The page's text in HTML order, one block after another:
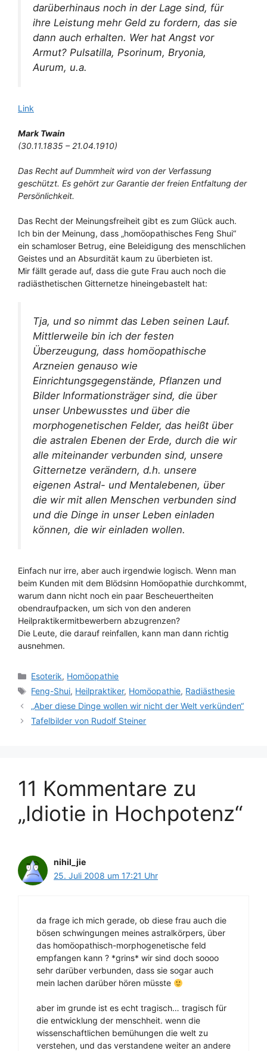
darüberhinaus noch in der Lage sind, für
ihre Leistung mehr Geld zu fordern, das sie
dann auch erhalten. Wer hat Angst vor
Armut? Pulsatilla, Psorinum, Bryonia,
Aurum, u.a.
Link
Mark Twain
(30.11.1835 – 21.04.1910)
Das Recht auf Dummheit wird von der Verfassung
geschützt. Es gehört zur Garantie der freien Entfaltung der
Persönlichkeit.
Das Recht der Meinungsfreiheit gibt es zum Glück auch.
Ich bin der Meinung, dass „homöopathisches Feng Shui“
ein schamloser Betrug, eine Beleidigung des menschlichen
Geistes und an Absurdität kaum zu überbieten ist.
Mir fällt gerade auf, dass die gute Frau auch noch die
radiästhetischen Gitternetze hineingebastelt hat:
Tja, und so nimmt das Leben seinen Lauf.
Mittlerweile bin ich der festen
Überzeugung, dass homöopathische
Arzneien genauso wie
Einrichtungsgegenstände, Pflanzen und
Bilder Informationsträger sind, die über
unser Unbewusstes und über die
morphogenetischen Felder, das heißt über
die astralen Ebenen der Erde, durch die wir
alle miteinander verbunden sind, unsere
Gitternetze verändern, d.h. unsere
eigenen Astral- und Mentalebenen, über
die wir mit allen Menschen verbunden sind
und die Dinge in unser Leben einladen
können, die wir einladen wollen.
Einfach nur irre, aber auch irgendwie logisch. Wenn man
beim Kunden mit dem Blödsinn Homöopathie durchkommt,
warum dann nicht noch ein paar Bescheuertheiten
obendraufpacken, um sich von den anderen
Heilpraktikermitbewerbern abzugrenzen?
Die Leute, die darauf reinfallen, kann man dann richtig
ausnehmen.
Kategorien
Esoterik, Homöopathie
Schlagwörter
Feng-Shui, Heilpraktiker, Homöopathie, Radiästhesie
„Aber diese Dinge wollen wir nicht der Welt verkünden“
Tafelbilder von Rudolf Steiner
11 Kommentare zu
„Idiotie in Hochpotenz“
nihil_jie
25. Juli 2008 um 17:21 Uhr
da frage ich mich gerade, ob diese frau auch die
bösen schwingungen meines astralkörpers, über
das homöopathisch-morphogenetische feld
empfangen kann ? *grins* wir sind doch soooo
sehr darüber verbunden, dass sie sogar auch
mein lachen darüber hören müsste
aber im grunde ist es echt tragisch… tragisch für
die entwicklung der menschheit. wenn die
wissenschaftlichen bemühungen die welt zu
verstehen, und das verstandene weiter an andere